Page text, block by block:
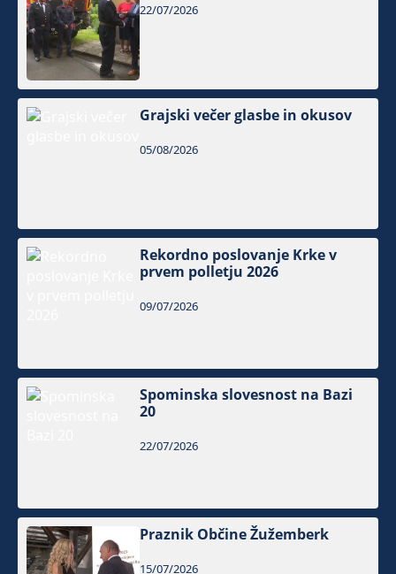
22/07/2026
Grajski večer glasbe in okusov
05/08/2026
Rekordno poslovanje Krke v
prvem polletju 2026
09/07/2026
Spominska slovesnost na Bazi
20
22/07/2026
Praznik Občine Žužemberk
15/07/2026